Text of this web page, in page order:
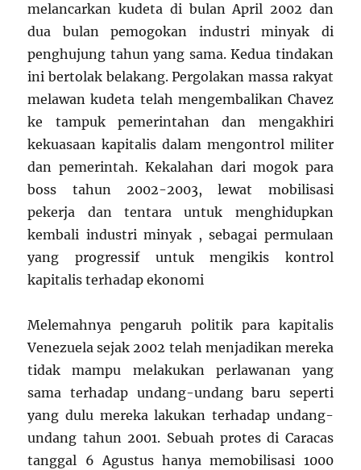
melancarkan kudeta di bulan April 2002 dan
dua bulan pemogokan industri minyak di
penghujung tahun yang sama. Kedua tindakan
ini bertolak belakang. Pergolakan massa rakyat
melawan kudeta telah mengembalikan Chavez
ke tampuk pemerintahan dan mengakhiri
kekuasaan kapitalis dalam mengontrol militer
dan pemerintah. Kekalahan dari mogok para
boss tahun 2002-2003, lewat mobilisasi
pekerja dan tentara untuk menghidupkan
kembali industri minyak , sebagai permulaan
yang progressif untuk mengikis kontrol
kapitalis terhadap ekonomi
Melemahnya pengaruh politik para kapitalis
Venezuela sejak 2002 telah menjadikan mereka
tidak mampu melakukan perlawanan yang
sama terhadap undang-undang baru seperti
yang dulu mereka lakukan terhadap undang-
undang tahun 2001. Sebuah protes di Caracas
tanggal 6 Agustus hanya memobilisasi 1000